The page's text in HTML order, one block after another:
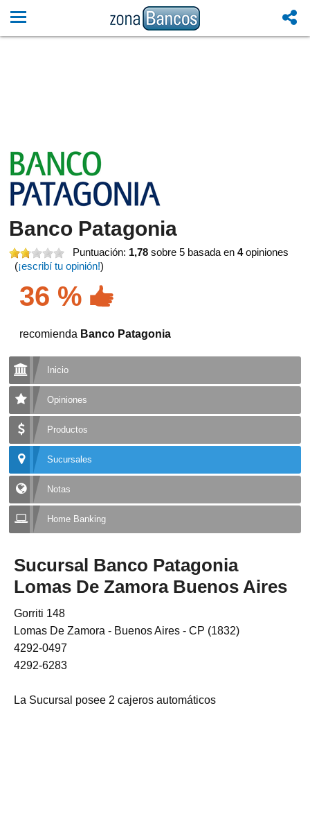
Banco Patagonia
Puntuación: 1,78 sobre 5 basada en4opiniones
(¡escribí tu opinión!)
36 %
recomienda Banco Patagonia
Inicio
Opiniones
Productos
Sucursales
Notas
Home Banking
Sucursal Banco Patagonia
Lomas De Zamora Buenos Aires
Gorriti 148
Lomas De Zamora - Buenos Aires - CP (1832)
4292-0497
4292-6283
La Sucursal posee 2 cajeros automáticos